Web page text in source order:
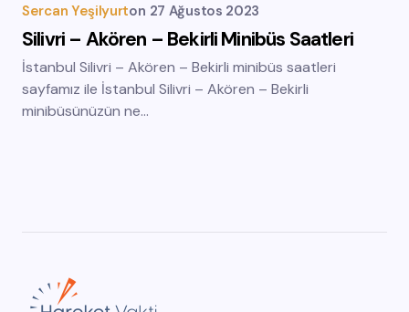
Sercan Yeşilyurton 27 Ağustos 2023
Silivri – Akören – Bekirli Minibüs Saatleri
İstanbul Silivri – Akören – Bekirli minibüs saatleri
sayfamız ile İstanbul Silivri – Akören – Bekirli
minibüsünüzün ne…